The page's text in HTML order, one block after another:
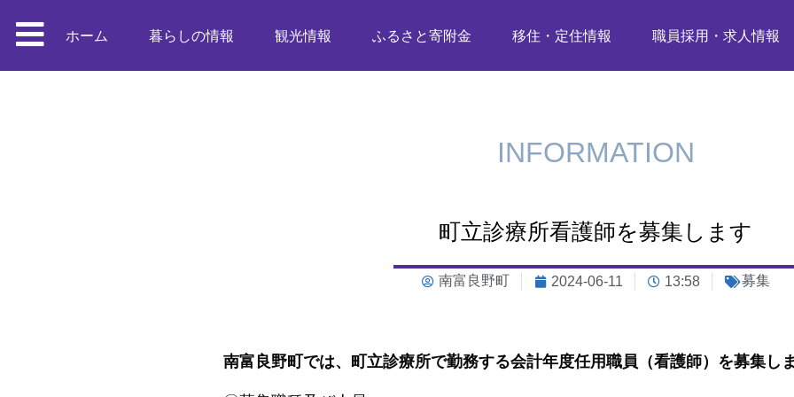
ホーム 暮らしの情報 観光情報 ふるさと寄附金 移住・定住情報 職員採用・求人情報
INFORMATION
町立診療所看護師を募集します
南富良野町 2024-06-11 13:58 募集
南富良野町では、町立診療所で勤務する会計年度任用職員（看護師）を募集し